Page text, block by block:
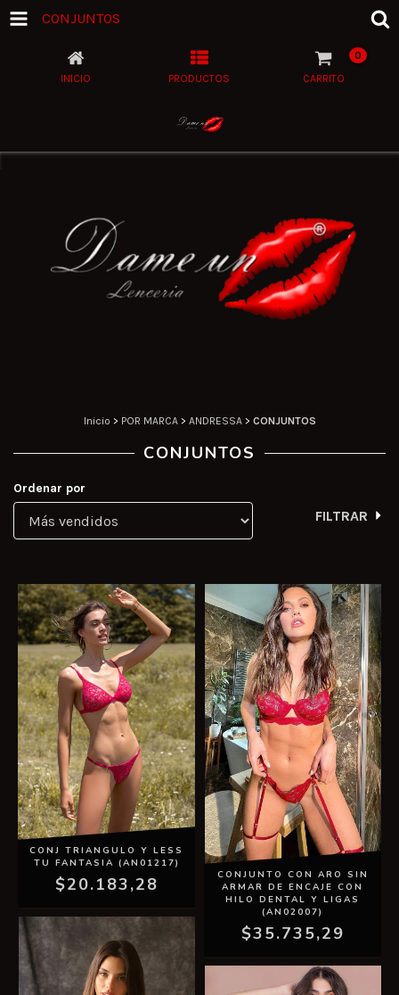
CONJUNTOS
INICIO PRODUCTOS CARRITO
0
Inicio > POR MARCA > ANDRESSA > CONJUNTOS
CONJUNTOS
Ordenar por
FILTRAR
CONJ TRIANGULO Y LESS
TU FANTASIA (AN01217)
$20.183,28
CONJUNTO CON ARO SIN
ARMAR DE ENCAJE CON
HILO DENTAL Y LIGAS
(AN02007)
$35.735,29